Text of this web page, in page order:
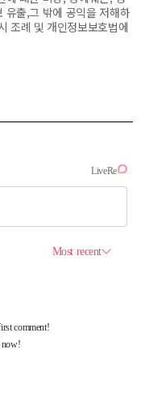
유출,그 밖에 공익을 저해하
조례 및 개인정보보호법에